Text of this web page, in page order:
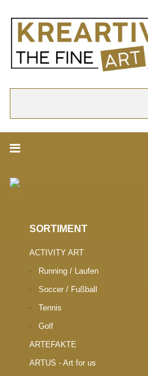
Cookie Hinweis
Um die Inhalte unserer Webseite
verwenden wir Cookies. Durch die
Verwendung von Cookies zu. Weitere
Datenschutzerklärung.
SORTIMENT
ACTIVITY ART
Running / Laufen
Soccer / Fußball
Tennis
Golf
ARTEFAKTE
ARTUS - Art for us